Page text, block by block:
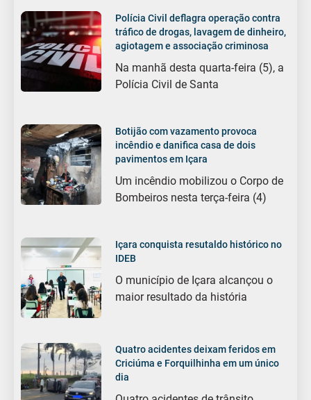
Polícia Civil deflagra operação contra
tráfico de drogas, lavagem de dinheiro,
agiotagem e associação criminosa
Na manhã desta quarta-feira (5), a
Polícia Civil de Santa
Botijão com vazamento provoca
incêndio e danifica casa de dois
pavimentos em Içara
Um incêndio mobilizou o Corpo de
Bombeiros nesta terça-feira (4)
Içara conquista resutaldo histórico no
IDEB
O município de Içara alcançou o
maior resultado da história
Quatro acidentes deixam feridos em
Criciúma e Forquilhinha em um único
dia